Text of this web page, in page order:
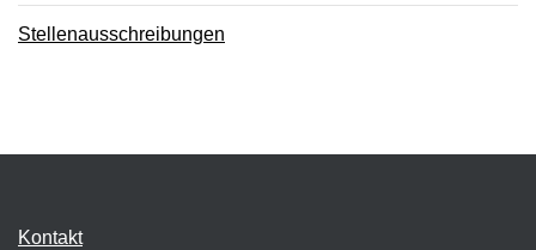
Stellenausschreibungen
Kontakt